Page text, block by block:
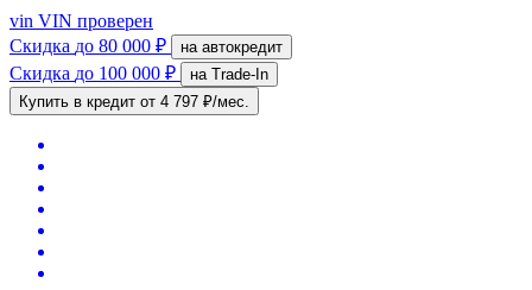
vin VIN проверен
Скидка до 80 000 ₽ на автокредит
Скидка до 100 000 ₽
на Trade-In
Купить в кредит от 4 797 ₽/мес.